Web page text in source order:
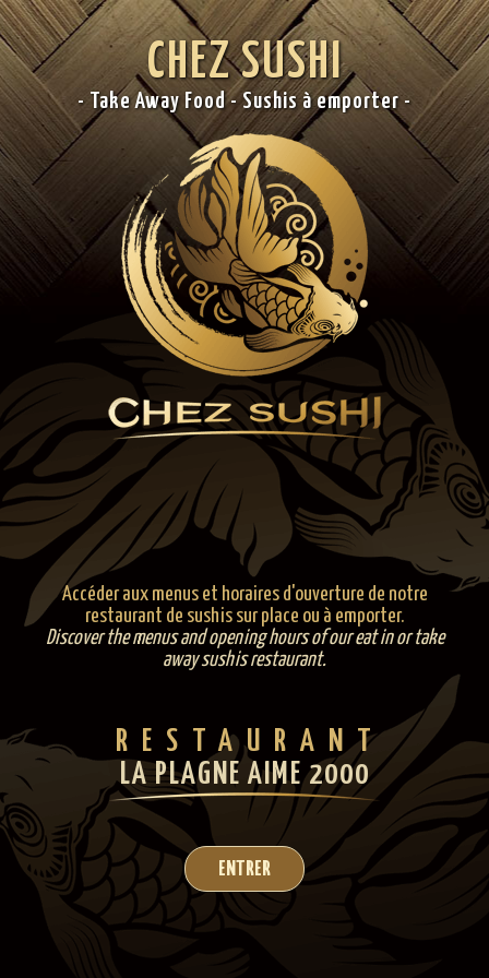
CHEZ SUSHI
- Take Away Food - Sushis à emporter -
Accéder aux menus et horaires d'ouverture de notre
restaurant de sushis sur place ou à emporter.
Discover the menus and opening hours of our eat in or take
away sushis restaurant.
RESTAURANT
LA PLAGNE AIME 2000
ENTRER